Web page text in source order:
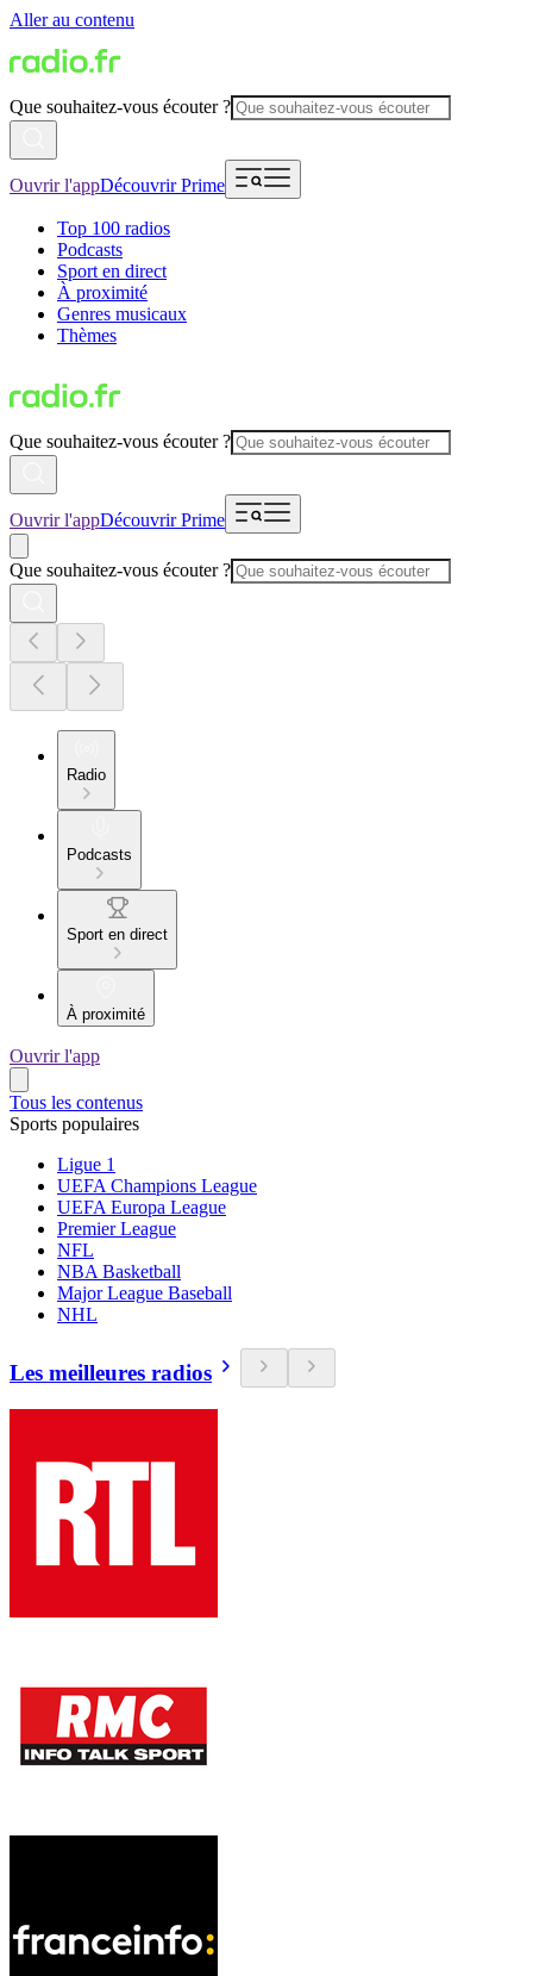
Aller au contenu
Que souhaitez-vous écouter ?
Ouvrir l'appDécouvrir Prime
Top 100 radios
Podcasts
Sport en direct
À proximité
Genres musicaux
Thèmes
Que souhaitez-vous écouter ?
Ouvrir l'appDécouvrir Prime
Que souhaitez-vous écouter ?
Radio
Podcasts
Sport en direct
À proximité
Ouvrir l'app
Tous les contenus
Sports populaires
Ligue 1
UEFA Champions League
UEFA Europa League
Premier League
NFL
NBA Basketball
Major League Baseball
NHL
Les meilleures radios